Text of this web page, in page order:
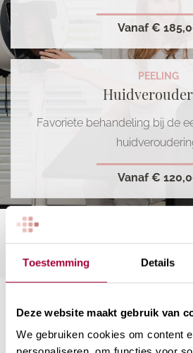
Toestemming Details
Deze website maakt gebruik van
We gebruiken cookies om content
Vanaf€
PEELING
Favoriete behandeling bij de
Vanaf€
BEKIJK ALLE